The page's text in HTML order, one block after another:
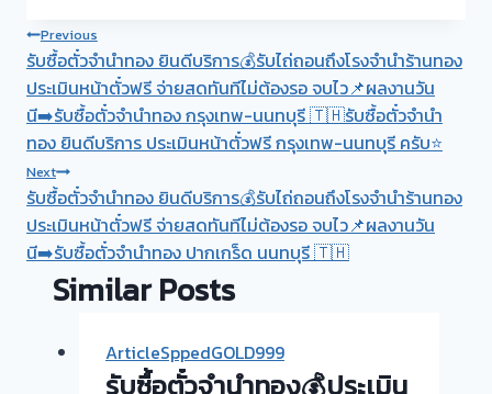
Post
navigation
Previous
รับซื้อตั๋วจำนำทอง ยินดีบริการ💰รับไถ่ถอนถึงโรงจำนำร้านทอง
ประเมินหน้าตั๋วฟรี จ่ายสดทันทีไม่ต้องรอ จบไว📌ผลงานวัน
นี➡️รับซื้อตั๋วจำนำทอง กรุงเทพ-นนทบุรี 🇹🇭รับซื้อตั๋วจำนำ
ทอง ยินดีบริการ ประเมินหน้าตั๋วฟรี กรุงเทพ-นนทบุรี ครับ⭐
Next
รับซื้อตั๋วจำนำทอง ยินดีบริการ💰รับไถ่ถอนถึงโรงจำนำร้านทอง
ประเมินหน้าตั๋วฟรี จ่ายสดทันทีไม่ต้องรอ จบไว📌ผลงานวัน
นี➡️รับซื้อตั๋วจำนำทอง ปากเกร็ด นนทบุรี 🇹🇭
Similar Posts
ArticleSppedGOLD999
รับซื้อตั๋วจำนำทอง💰ประเมิน